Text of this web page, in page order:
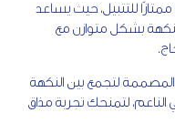
للتتبيل، حيث يساعد
بشكل متوازن مع
لتجمع بين النكهة
لتمنحك تجربة مذاق